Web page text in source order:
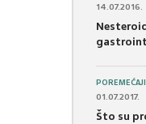
14.07.2016.
01.07.2017.
Što su